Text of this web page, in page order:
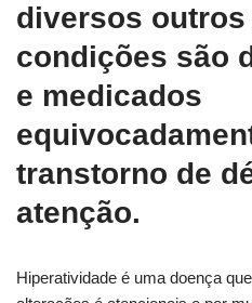
diversos
condições são
e medicados
transtorno de
atenção.
Hiperatividade é uma doença